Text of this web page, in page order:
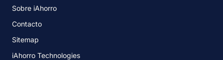
Sobre iAhorro
Contacto
Sitemap
iAhorro Technologies